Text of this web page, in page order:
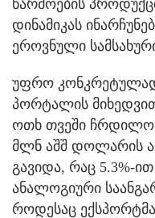
წარმოების
დინამიკას
ეროვნული
უფრო
პორტალის
ოთხ თვეში
მლნ აშშ დოლარის
გავიდა, რაც 5.3%-
ანალოგიური
როდესაც